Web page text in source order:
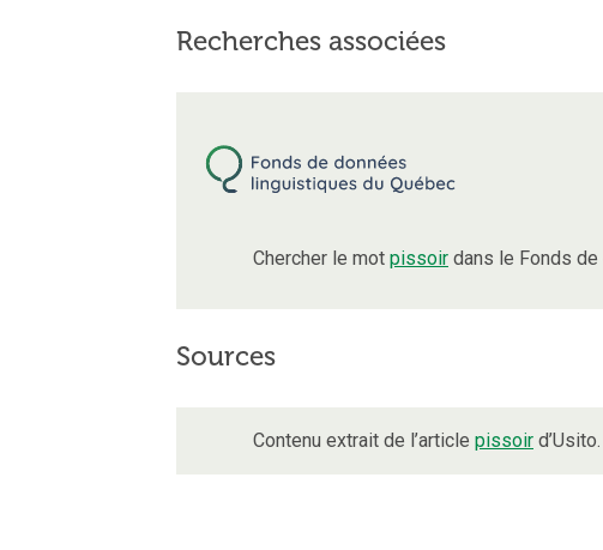
Recherches associées
Chercher le mot pissoir dans le Fonds
Sources
Contenu extrait de l’article pissoir d’Usito.